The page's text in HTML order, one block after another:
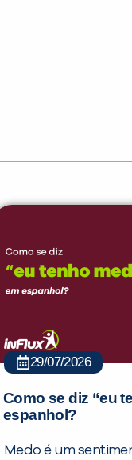
29/07/2026
Como se diz “eu
espanhol?
Medo é um